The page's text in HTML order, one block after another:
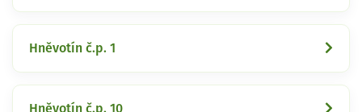
Hněvotín č.p. 1
Hněvotín č.p. 10